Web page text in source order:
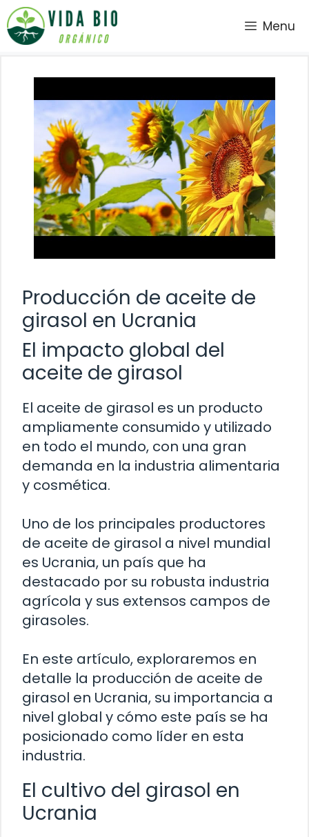
Saltar
al
contenido
Menu
Producción de aceite de
girasol en Ucrania
El impacto global del
aceite de girasol
El aceite de girasol es un producto
ampliamente consumido y utilizado
en todo el mundo, con una gran
demanda en la industria alimentaria
y cosmética.
Uno de los principales productores
de aceite de girasol a nivel mundial
es Ucrania, un país que ha
destacado por su robusta industria
agrícola y sus extensos campos de
girasoles.
En este artículo, exploraremos en
detalle la producción de aceite de
girasol en Ucrania, su importancia a
nivel global y cómo este país se ha
posicionado como líder en esta
industria.
El cultivo del girasol en
Ucrania